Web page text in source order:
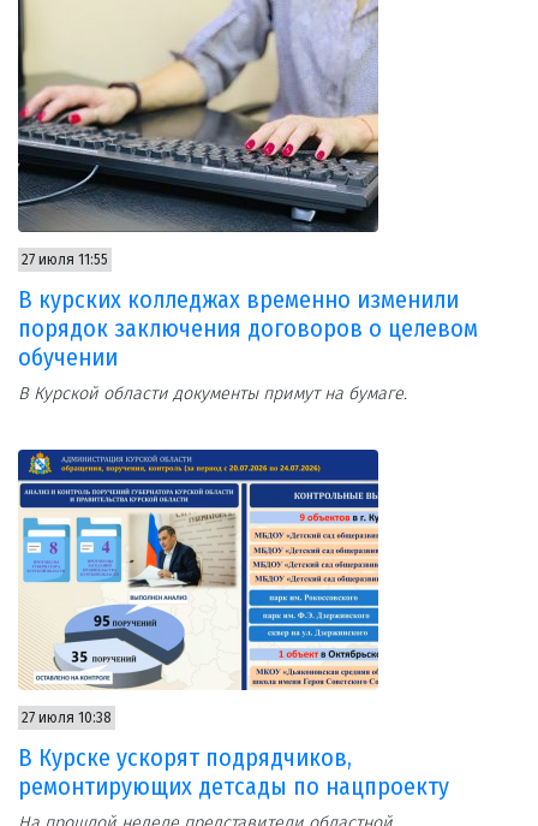
27 июля 11:55
В курских колледжах временно изменили
порядок заключения договоров о целевом
обучении
В Курской области документы примут на бумаге.
27 июля 10:38
В Курске ускорят подрядчиков,
ремонтирующих детсады по нацпроекту